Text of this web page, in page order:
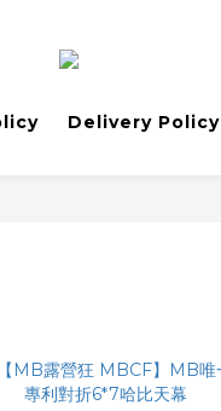
Delivery Policy